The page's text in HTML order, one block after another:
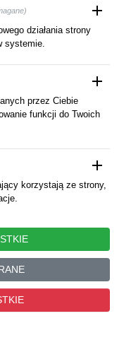
ładnie
z aukcji:
add
działania strony
systemie.
add
przez Ciebie
funkcji do Twoich
add
korzystają ze strony,
witrynami, aby